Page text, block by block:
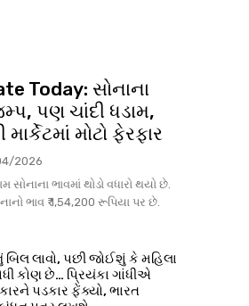
Today: સોનાના
પણ ચાંદી ધડામ,
મોટો ફેરફાર
2026
સોનાના ભાવમાં થોડો વધારો થયો છે.
ભાવ ₹ 1,54,200 રૂપિયા પર છે.
લાવો, પછી જોઈશું કે મહિલા
કોણ છે… પ્રિયંકા ગાંધીએ
પડકાર ફેંક્યો, ભારત